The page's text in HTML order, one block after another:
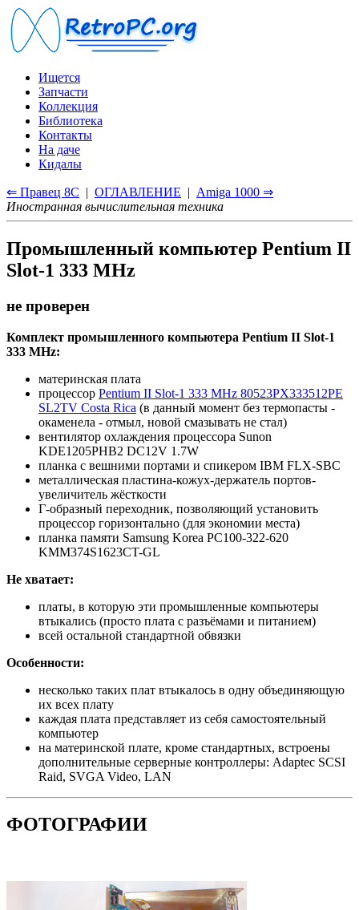
Ищется
Запчасти
Коллекция
Библиотека
Контакты
На даче
Кидалы
⇐ Правец 8С | ОГЛАВЛЕНИЕ | Amiga 1000 ⇒
Иностранная вычислительная техника
Промышленный компьютер Pentium II
Slot-1 333 MHz
не проверен
Комплект промышленного компьютера Pentium II Slot-1
333 MHz:
материнская плата
процессор Pentium II Slot-1 333 MHz 80523PX333512PE
SL2TV Costa Rica (в данный момент без термопасты -
окаменела - отмыл, новой смазывать не стал)
вентилятор охлаждения процессора Sunon
KDE1205PHB2 DC12V 1.7W
планка с вешними портами и спикером IBM FLX-SBC
металлическая пластина-кожух-держатель портов-
увеличитель жёсткости
Г-образный переходник, позволяющий установить
процессор горизонтально (для экономии места)
планка памяти Samsung Korea PC100-322-620
KMM374S1623CT-GL
Не хватает:
платы, в которую эти промышленные компьютеры
втыкались (просто плата с разъёмами и питанием)
всей остальной стандартной обвязки
Особенности:
несколько таких плат втыкалось в одну объединяющую
их всех плату
каждая плата представляет из себя самостоятельный
компьютер
на материнской плате, кроме стандартных, встроены
дополнительные серверные контроллеры: Adaptec SCSI
Raid, SVGA Video, LAN
ФОТОГРАФИИ